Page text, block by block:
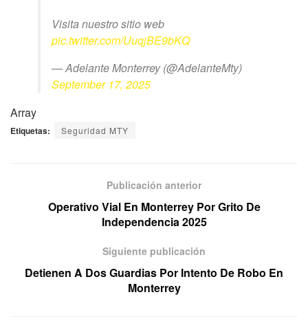
Visita nuestro sitio web
pic.twitter.com/UuqjBE9bKQ
— Adelante Monterrey (@AdelanteMty)
September 17, 2025
Array
Etiquetas: Seguridad MTY
Publicación anterior
Operativo Vial En Monterrey Por Grito De
Independencia 2025
Siguiente publicación
Detienen A Dos Guardias Por Intento De Robo En
Monterrey